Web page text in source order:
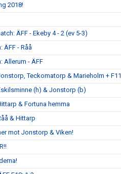
2018!
ÄFF - Ekeby 4 - 2 (ev 5-3)
ÄFF - Råå
Allerum - ÄFF
Teckomatorp & Marieholm + F11
(h) & Jonstorp (b)
& Fortuna hemma
& Hittarp
mot Jonstorp & Viken!